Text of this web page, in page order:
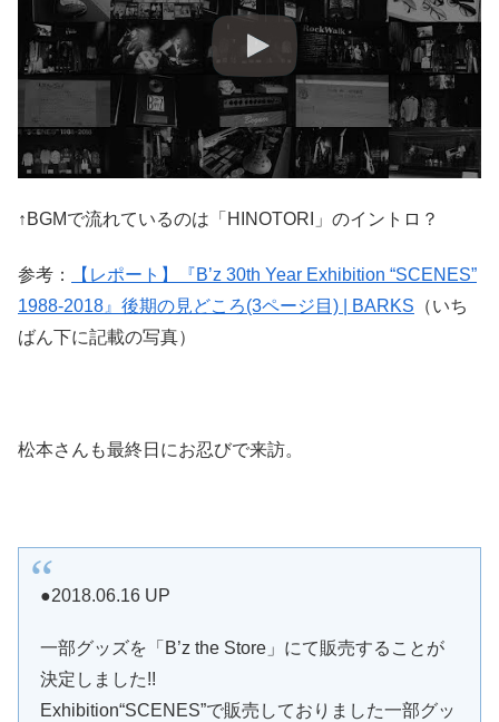
↑BGMで流れているのは「HINOTORI」のイントロ？
参考：
【レポート】『B’z 30th Year Exhibition “SCENES”
1988-2018』後期の見どころ(3ページ目) | BARKS （いち
ばん下に記載の写真）
松本さんも最終日にお忍びで来訪。
●2018.06.16 UP
一部グッズを「B’z the Store」にて販売することが
決定しました!!
Exhibition“SCENES”で販売しておりました一部グッ